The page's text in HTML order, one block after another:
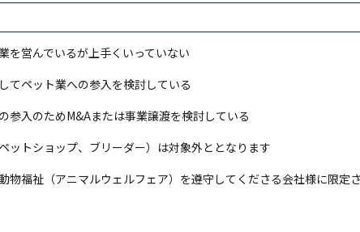
を営んでいるが上手くいっていない
てペット業への参入を検討している
参入のためM&Aまたは事業譲渡を検討している
ットショップ、ブリーダー）は対象外ととなります
物福祉（アニマルウェルフェア）を遵守してくださる会社様に限定